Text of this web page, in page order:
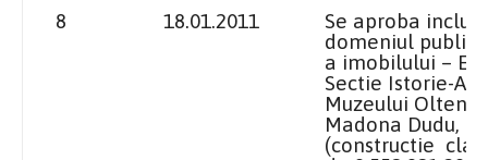
8 18.01.2011
Se aproba
domeniul public
a imobilului –
Sectie Istorie-
Muzeului
Madona Dudu,
(constructie